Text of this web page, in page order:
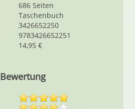
686 Seiten
Taschenbuch
3426652250
9783426652251
14,95 €
Bewertung